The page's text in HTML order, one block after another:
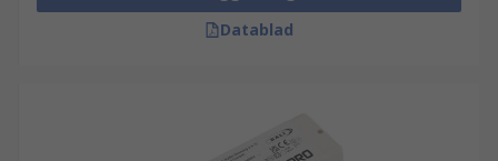
Datablad